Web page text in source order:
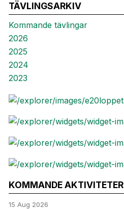
TÄVLINGSARKIV
Kommande tävlingar
2026
2025
2024
2023
KOMMANDE AKTIVITETER
15 Aug 2026